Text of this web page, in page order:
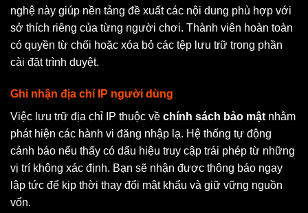
nghệ này giúp nền tảng đề xuất các nội dung phù hợp với
sở thích riêng của từng người chơi. Thành viên hoàn toàn
có quyền từ chối hoặc xóa bỏ các tệp lưu trữ trong phần
cài đặt trình duyệt.
Ghi nhận địa chỉ IP người dùng
Việc lưu trữ địa chỉ IP thuộc về chính sách bảo mật nhằm
phát hiện các hành vi đăng nhập lạ. Hệ thống tự động
cảnh báo nếu thấy có dấu hiệu truy cập trái phép từ những
vị trí không xác định. Bạn sẽ nhận được thông báo ngay
lập tức để kịp thời thay đổi mật khẩu và giữ vững nguồn
vốn.